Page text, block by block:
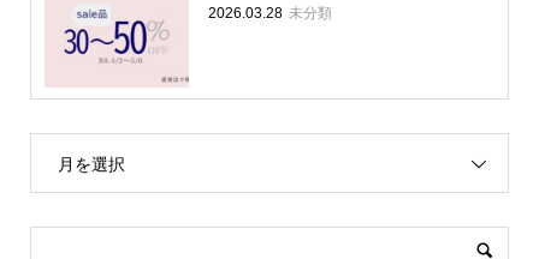
2026.03.28 未分類
月を選択